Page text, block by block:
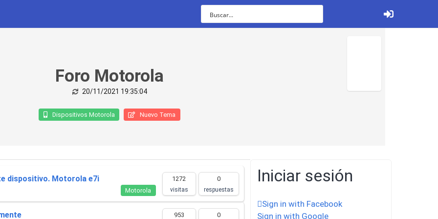
de pago para
en
Foro Motorola
20/11/2021 19:35:04
Dispositivos Motorola Nuevo Tema
dispositivo. Motorola e7i
Motorola
1272
visitas
0
respuestas
953 0
Iniciar sesión
Sign in with Facebook
Sign in with Google
Móviles Vídeos Chollos